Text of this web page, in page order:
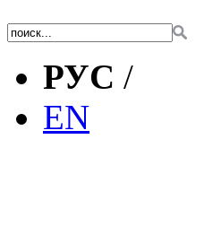
РУС /
EN